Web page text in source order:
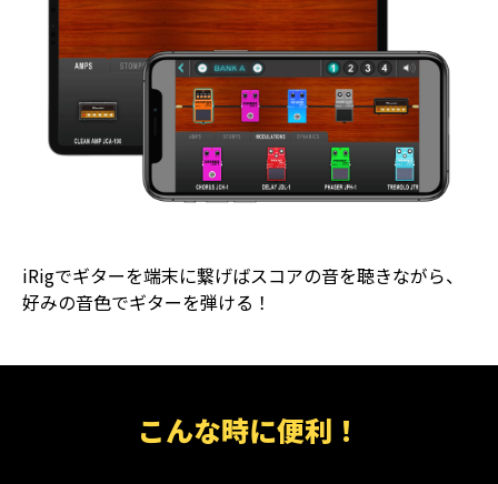
iRigでギターを端末に繋げばスコアの音を聴きながら、
好みの音色でギターを弾ける！
こんな時に便利！